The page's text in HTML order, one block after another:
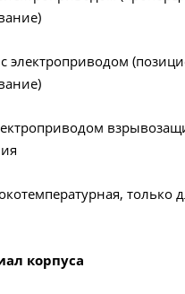
электроприводом
только
корпуса